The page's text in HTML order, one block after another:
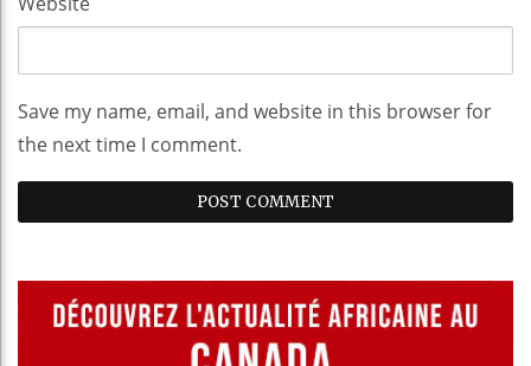
Save my name, email, and website in this browser for
the next time I comment.